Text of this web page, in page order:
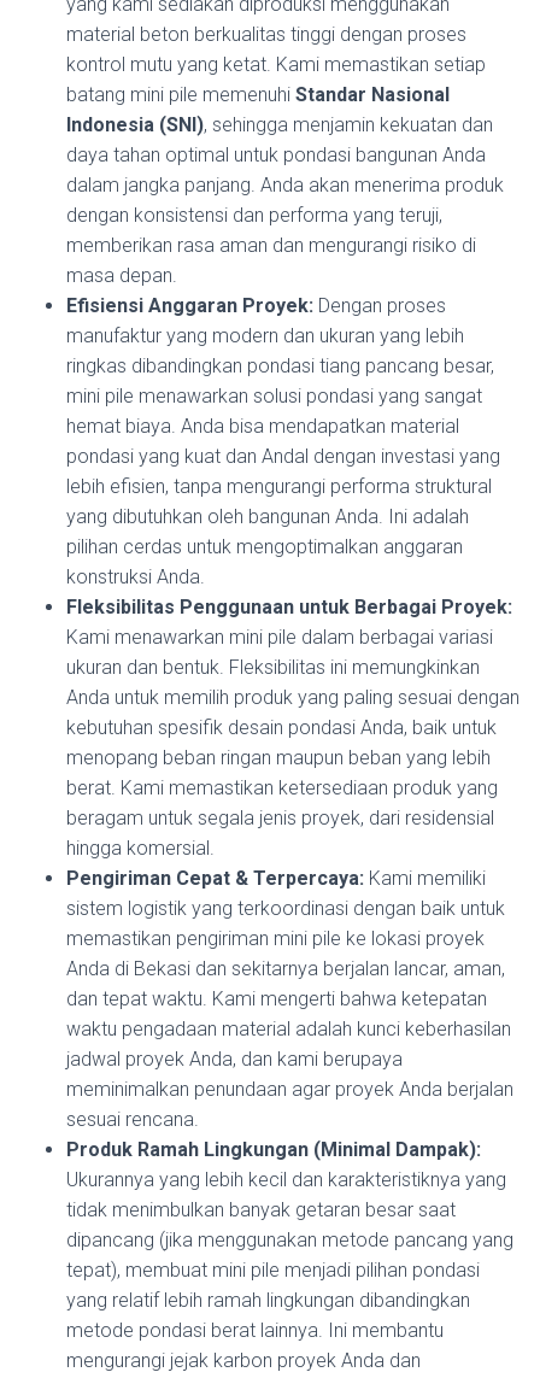
material beton berkualitas tinggi dengan proses
kontrol mutu yang ketat. Kami memastikan setiap
batang mini pile memenuhi Standar Nasional
Indonesia (SNI), sehingga menjamin kekuatan dan
daya tahan optimal untuk pondasi bangunan Anda
dalam jangka panjang. Anda akan menerima produk
dengan konsistensi dan performa yang teruji,
memberikan rasa aman dan mengurangi risiko di
masa depan.
Efisiensi Anggaran Proyek: Dengan proses
manufaktur yang modern dan ukuran yang lebih
ringkas dibandingkan pondasi tiang pancang besar,
mini pile menawarkan solusi pondasi yang sangat
hemat biaya. Anda bisa mendapatkan material
pondasi yang kuat dan Andal dengan investasi yang
lebih efisien, tanpa mengurangi performa struktural
yang dibutuhkan oleh bangunan Anda. Ini adalah
pilihan cerdas untuk mengoptimalkan anggaran
konstruksi Anda.
Fleksibilitas Penggunaan untuk Berbagai Proyek:
Kami menawarkan mini pile dalam berbagai variasi
ukuran dan bentuk. Fleksibilitas ini memungkinkan
Anda untuk memilih produk yang paling sesuai dengan
kebutuhan spesifik desain pondasi Anda, baik untuk
menopang beban ringan maupun beban yang lebih
berat. Kami memastikan ketersediaan produk yang
beragam untuk segala jenis proyek, dari residensial
hingga komersial.
Pengiriman Cepat & Terpercaya: Kami memiliki
sistem logistik yang terkoordinasi dengan baik untuk
memastikan pengiriman mini pile ke lokasi proyek
Anda di Bekasi dan sekitarnya berjalan lancar, aman,
dan tepat waktu. Kami mengerti bahwa ketepatan
waktu pengadaan material adalah kunci keberhasilan
jadwal proyek Anda, dan kami berupaya
meminimalkan penundaan agar proyek Anda berjalan
sesuai rencana.
Produk Ramah Lingkungan (Minimal Dampak):
Ukurannya yang lebih kecil dan karakteristiknya yang
tidak menimbulkan banyak getaran besar saat
dipancang (jika menggunakan metode pancang yang
tepat), membuat mini pile menjadi pilihan pondasi
yang relatif lebih ramah lingkungan dibandingkan
metode pondasi berat lainnya. Ini membantu
mengurangi jejak karbon proyek Anda dan